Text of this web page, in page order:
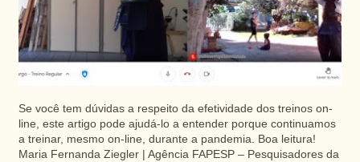
Se você tem dúvidas a respeito da efetividade dos treinos on-
line, este artigo pode ajudá-lo a entender porque continuamos
a treinar, mesmo on-line, durante a pandemia. Boa leitura!
Maria Fernanda Ziegler | Agência FAPESP – Pesquisadores da